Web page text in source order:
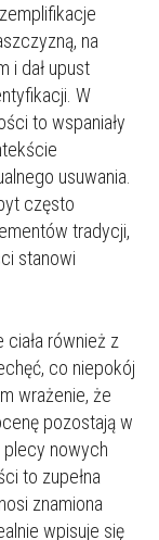
na
i dał upust
W
to wspaniały
usuwania.
często
tradycji,
stanowi
również z
co niepokój
wrażenie, że
pozostają w
plecy nowych
to zupełna
znamiona
wpisuje się